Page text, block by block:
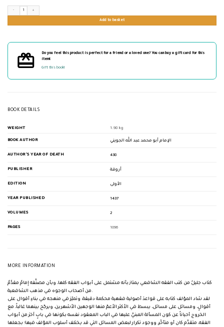
Add to basket
Do you feel this product is perfect for a friend or a loved one? You can buy a gift card for this
item!
Gift this book!
BOOK DETAILS
WEIGHT 1.98 kg
BOOK AUTHOR الإمام أبو محمد عبد الله الجويني
AUTHOR'S YEAR OF DEATH 438
PUBLISHER أروقة
EDITION الأولى
YEAR PUBLISHED 1437
VOLUMES 2
PAGES 1096
MORE INFORMATION
كتاب جليلٌ من كتب الفقه الشافعي يمتاز بأنه مشتمل على أبواب الفقه كلها، وبأن مصنِّفه إمامٌ مقدَّمٌ
من أصحاب الوجوه في مذهب الشافعية.
لقد شاد المؤلف كتابه على قواعدَ أصولية فقهية محكمة دقيقة، وتميّز في منهجه في بناءِ أقوال على
أقوالٍ، ومسائل على مسائل، يبسط في الأكثر الأعمّ منها الوجهين الأشهرين، ويرجّح بينهما غالباً، مع
الخروج أحياناً عن كون المسألة المبنيِّ عليها في الباب المعقود نفسه بكونها في بابٍ آخرَ من أبواب
الفقه، متقدِّم كان أو متأخّر، ووجود تكرار لبعض المسائل التي قد يختلف أسلوب المؤلف فيها؛ بجعلها